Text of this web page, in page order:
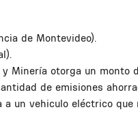
de Montevideo).
Minería otorga un
de emisiones
un vehiculo eléctrico